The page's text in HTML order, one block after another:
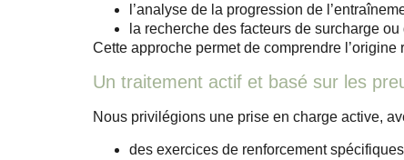
l’analyse de la progression de
la recherche des facteurs de surcharge ou
Cette approche permet de comprendre
Un traitement actif et basé sur les
Nous privilégions une prise en charge active,
des exercices de renforcement spécifiques